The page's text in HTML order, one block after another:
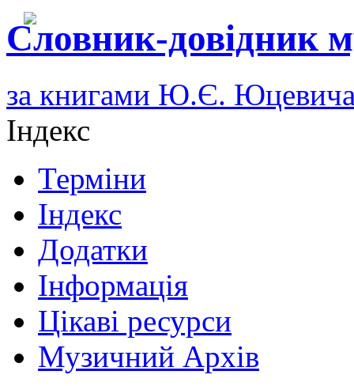
Словник-довідник
за книгами Ю.Є.
Індекс
Терміни
Індекс
Додатки
Інформація
Цікаві ресурси
Музичний Архів